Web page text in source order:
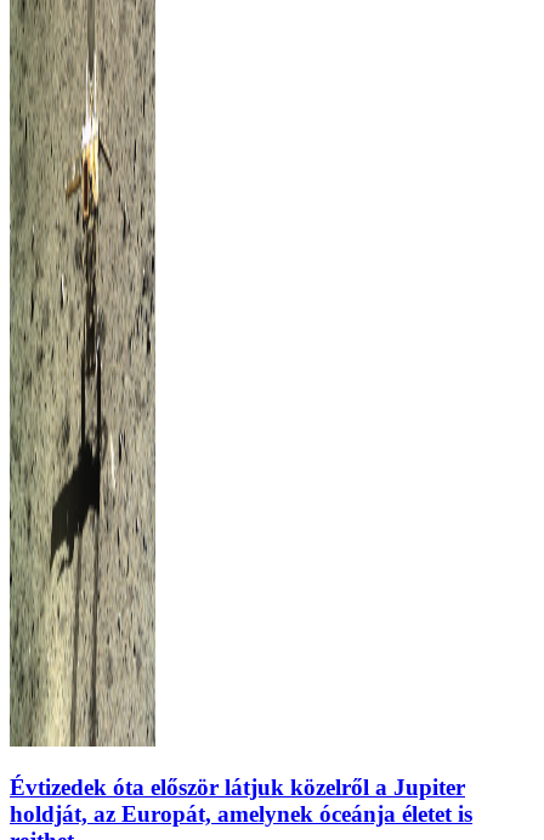
Évtizedek óta először látjuk közelről a Jupiter
holdját, az Europát, amelynek óceánja életet is